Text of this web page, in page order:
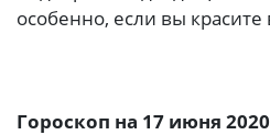
особенно, если вы красите
Гороскоп на 17 июня